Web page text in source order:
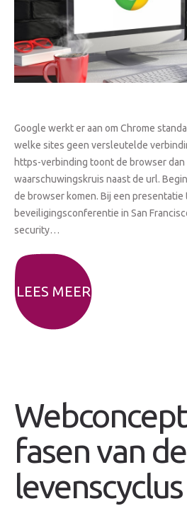
Google werkt er aan om Chrome
welke sites geen versleutelde
https-verbinding toont de browser dan
waarschuwingskruis naast de url.
de browser komen. Bij een presentatie
beveiligingsconferentie in San
security…
LEES MEER
fasen van de
levenscyclus